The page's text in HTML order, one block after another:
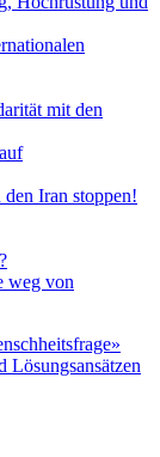
mit den
Iran stoppen!
weg von